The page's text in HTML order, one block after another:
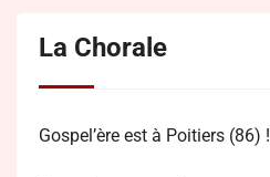
La Chorale
Gospel’ère est à Poitiers (86) !